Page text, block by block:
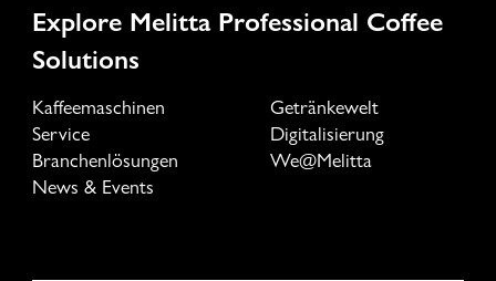
Explore Melitta Professional Coffee
Solutions
Kaffeemaschinen
Getränkewelt
Service
Digitalisierung
Branchenlösungen
We@Melitta
News & Events